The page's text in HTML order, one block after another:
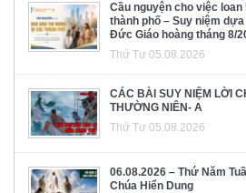
Cầu nguyện cho việc
thành phố – Suy niệm
Đức Giáo hoàng tháng 8/
Thứ Tư 05.08.2026
CÁC BÀI SUY NIỆM LỜI
THƯỜNG NIÊN- A
Thứ Tư 05.08.2026
06.08.2026 – Thứ Năm
Chúa Hiển Dung